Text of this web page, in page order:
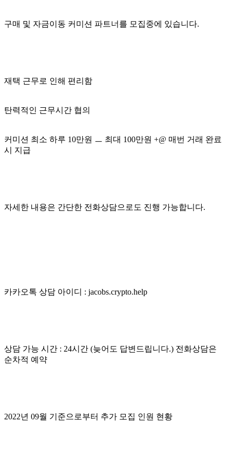
구매 및 자금이동 커미션 파트너를 모집중에 있습니다.
재택 근무로 인해 편리함
탄력적인 근무시간 협의
커미션 최소 하루 10만원 ㅡ 최대 100만원 +@ 매번 거래 완료
시 지급
자세한 내용은 간단한 전화상담으로도 진행 가능합니다.
카카오톡 상담 아이디 : jacobs.crypto.help
상담 가능 시간 : 24시간 (늦어도 답변드립니다.) 전화상담은
순차적 예약
2022년 09월 기준으로부터 추가 모집 인원 현황